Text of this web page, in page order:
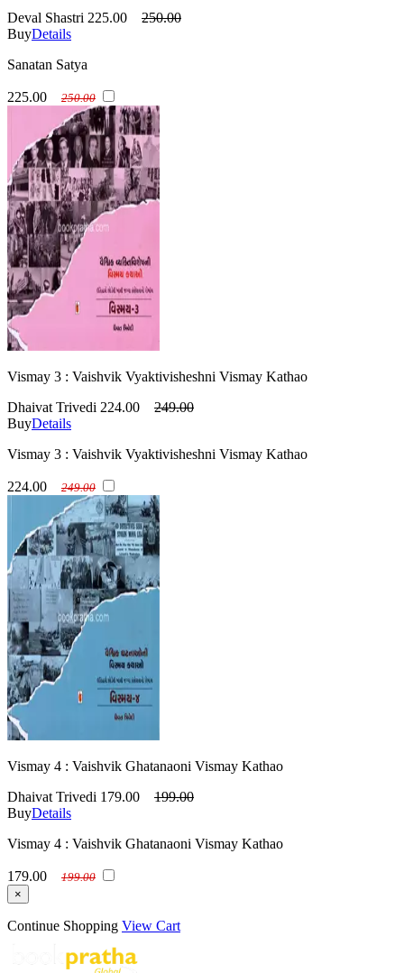
Deval Shastri 225.00
250.00
BuyDetails
Sanatan Satya
225.00 250.00
Vismay 3 : Vaishvik Vyaktivisheshni Vismay Kathao
Dhaivat Trivedi 224.00
249.00
BuyDetails
Vismay 3 : Vaishvik Vyaktivisheshni Vismay Kathao
224.00 249.00
Vismay 4 : Vaishvik Ghatanaoni Vismay Kathao
Dhaivat Trivedi 179.00
199.00
BuyDetails
Vismay 4 : Vaishvik Ghatanaoni Vismay Kathao
179.00
199.00
×
Continue Shopping View Cart